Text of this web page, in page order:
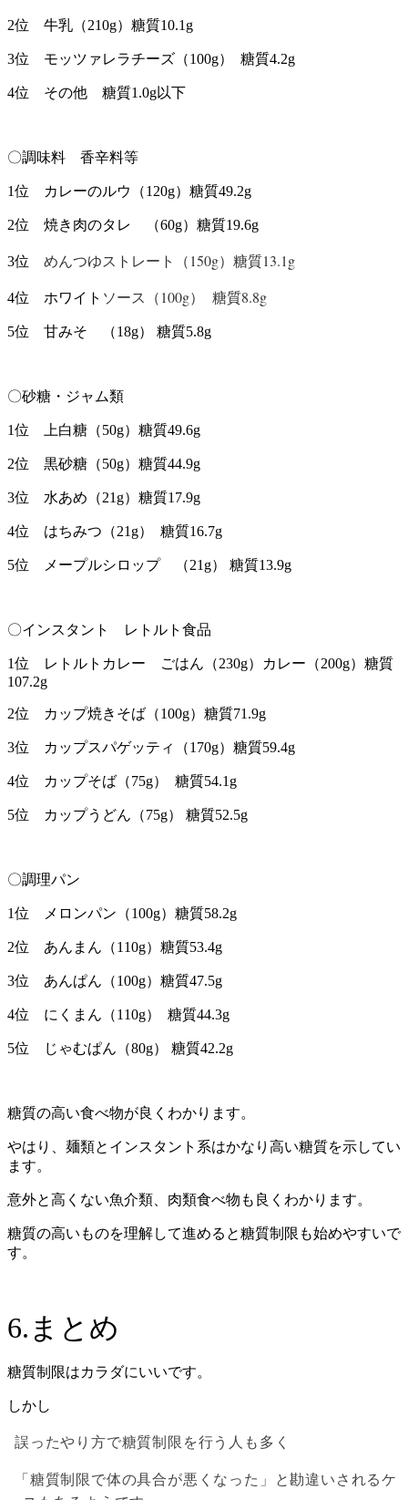
2位 牛乳（210g）糖質10.1g
3位 モッツァレラチーズ（100g） 糖質4.2g
4位 その他 糖質1.0g以下
〇調味料 香辛料等
1位 カレーのルウ（120g）糖質49.2g
2位 焼き肉のタレ （60g）糖質19.6g
3位 めんつゆストレート（150g）糖質13.1g
4位 ホワイト ソース（100g） 糖質8.8g
5位 甘みそ （18g） 糖質5.8g
〇砂糖・ジャム類
1位 上白糖（50g）糖質49.6g
2位 黒砂糖（50g）糖質44.9g
3位 水あめ（21g）糖質17.9g
4位 はちみつ（21g） 糖質16.7g
5位 メープルシロップ （21g） 糖質13.9g
〇インスタント レトルト食品
1位 レトルトカレー ごはん（230g）カレー（200g）糖質
107.2g
2位 カップ焼きそば（100g）糖質71.9g
3位 カップスパゲッティ（170g）糖質59.4g
4位 カップそば（75g） 糖質54.1g
5位 カップうどん（75g） 糖質52.5g
〇調理パン
1位 メロンパン（100g）糖質58.2g
2位 あんまん（110g）糖質53.4g
3位 あんぱん（100g）糖質47.5g
4位 にくまん（110g） 糖質44.3g
5位 じゃむぱん（80g） 糖質42.2g
糖質の高い食べ物が良くわかります。
やはり、麺類とインスタント系はかなり高い糖質を示してい
ます。
意外と高くない魚介類、肉類食べ物も良くわかります。
糖質の高いものを理解して進めると糖質制限も始めやすいで
す。
6.まとめ
糖質制限はカラダにいいです。
しかし
誤ったやり方で糖質制限を行う人も多く
「糖質制限で体の具合が悪くなった」と勘違いされるケ